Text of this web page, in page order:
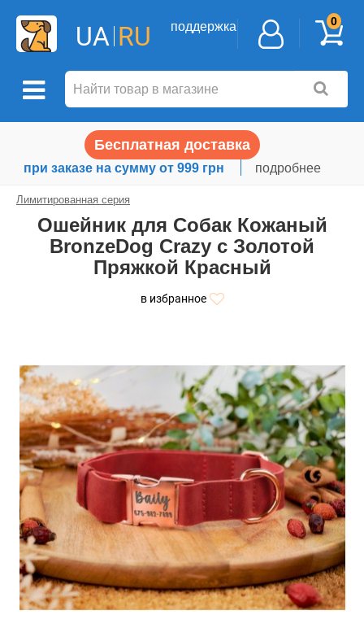
UA RU поддержка 0
Бесплатная доставка
при заказе на сумму от 999 грн подробнее
Лимитированная серия
Ошейник для Собак Кожаный
BronzeDog Crazy с Золотой
Пряжкой Красный
в избранное